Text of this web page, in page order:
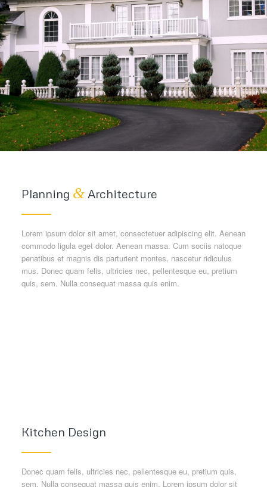
Planning &Architecture
Lorem ipsum dolor sit amet, consectetuer adipiscing elit. Aenean
commodo ligula eget dolor. Aenean massa. Cum sociis natoque
penatibus et magnis dis parturient montes, nascetur ridiculus
mus. Donec quam felis, ultricies nec, pellentesque eu, pretium
quis, sem. Nulla consequat massa quis enim.
Kitchen Design
Donec quam felis, ultricies nec, pellentesque eu, pretium quis,
sem. Nulla consequat massa quis enim. Lorem ipsum dolor sit